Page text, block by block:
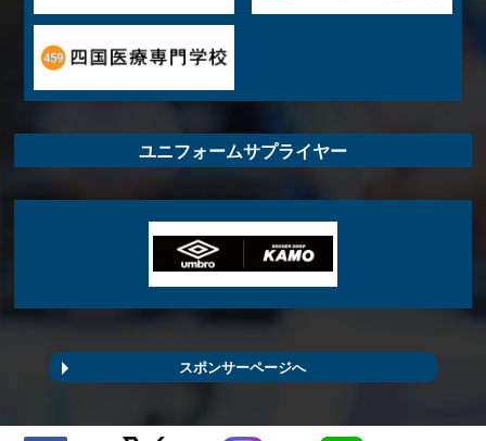
ユニフォームサプライヤー
スポンサーページへ